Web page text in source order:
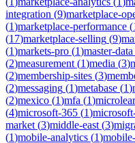
integration (9)marketplace-
(1)marketplace-performance (
(17)marketplace-selling (9)
(1)markets-pro (1)master-data
(2)measurement (1)media (3)
(2)membership-sites (3)
(2)messaging (1)metabase (1)
(2)mexico (1)mfa (1)
(4)microsoft-365 (1)
market (3)middle-east (3)
(1)mobile-analytics (1)